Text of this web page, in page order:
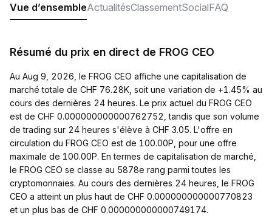
Vue d’ensembleActualitésClassementSocialFAQ
Résumé du prix en direct de FROG CEO
Au Aug 9, 2026, le FROG CEO affiche une capitalisation de
marché totale de CHF 76.28K, soit une variation de +1.45% au
cours des dernières 24 heures. Le prix actuel du FROG CEO
est de CHF 0.000000000000762752, tandis que son volume
de trading sur 24 heures s'élève à CHF 3.05. L'offre en
circulation du FROG CEO est de 100.00P, pour une offre
maximale de 100.00P. En termes de capitalisation de marché,
le FROG CEO se classe au 5878e rang parmi toutes les
cryptomonnaies. Au cours des dernières 24 heures, le FROG
CEO a atteint un plus haut de CHF 0.000000000000770823
et un plus bas de CHF 0.000000000000749174.